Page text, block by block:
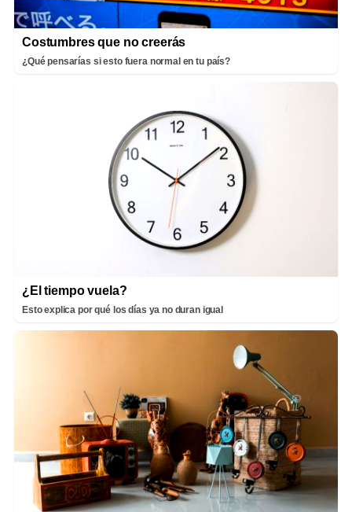
Costumbres que no creerás
¿Qué pensarías si esto fuera normal en tu país?
¿El tiempo vuela?
Esto explica por qué los días ya no duran igual